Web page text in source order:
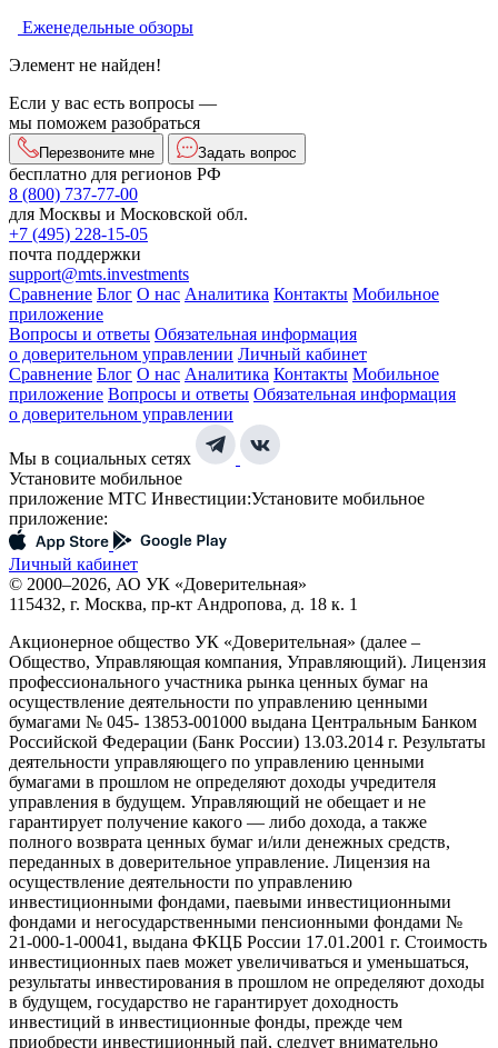
Еженедельные обзоры
Элемент не найден!
Если у вас есть вопросы —
мы поможем разобраться
Перезвоните мне Задать вопрос
бесплатно для регионов РФ
8 (800) 737-77-00
для Москвы и Московской обл.
+7 (495) 228-15-05
почта поддержки
support@mts.investments
Сравнение Блог О нас Аналитика Контакты Мобильное
приложение
Вопросы и ответы Обязательная информация
о доверительном управлении Личный кабинет
Сравнение Блог О нас Аналитика Контакты Мобильное
приложение Вопросы и ответы Обязательная информация
о доверительном управлении
Мы в социальных сетях
Установите мобильное
приложение МТС Инвестиции:Установите мобильное
приложение:
Личный кабинет
© 2000–2026, АО УК «Доверительная»
115432, г. Москва, пр-кт Андропова, д. 18 к. 1
Акционерное общество УК «Доверительная» (далее –
Общество, Управляющая компания, Управляющий). Лицензия
профессионального участника рынка ценных бумаг на
осуществление деятельности по управлению ценными
бумагами № 045- 13853-001000 выдана Центральным Банком
Российской Федерации (Банк России) 13.03.2014 г. Результаты
деятельности управляющего по управлению ценными
бумагами в прошлом не определяют доходы учредителя
управления в будущем. Управляющий не обещает и не
гарантирует получение какого — либо дохода, а также
полного возврата ценных бумаг и/или денежных средств,
переданных в доверительное управление. Лицензия на
осуществление деятельности по управлению
инвестиционными фондами, паевыми инвестиционными
фондами и негосударственными пенсионными фондами №
21-000-1-00041, выдана ФКЦБ России 17.01.2001 г. Стоимость
инвестиционных паев может увеличиваться и уменьшаться,
результаты инвестирования в прошлом не определяют доходы
в будущем, государство не гарантирует доходность
инвестиций в инвестиционные фонды, прежде чем
приобрести инвестиционный пай, следует внимательно